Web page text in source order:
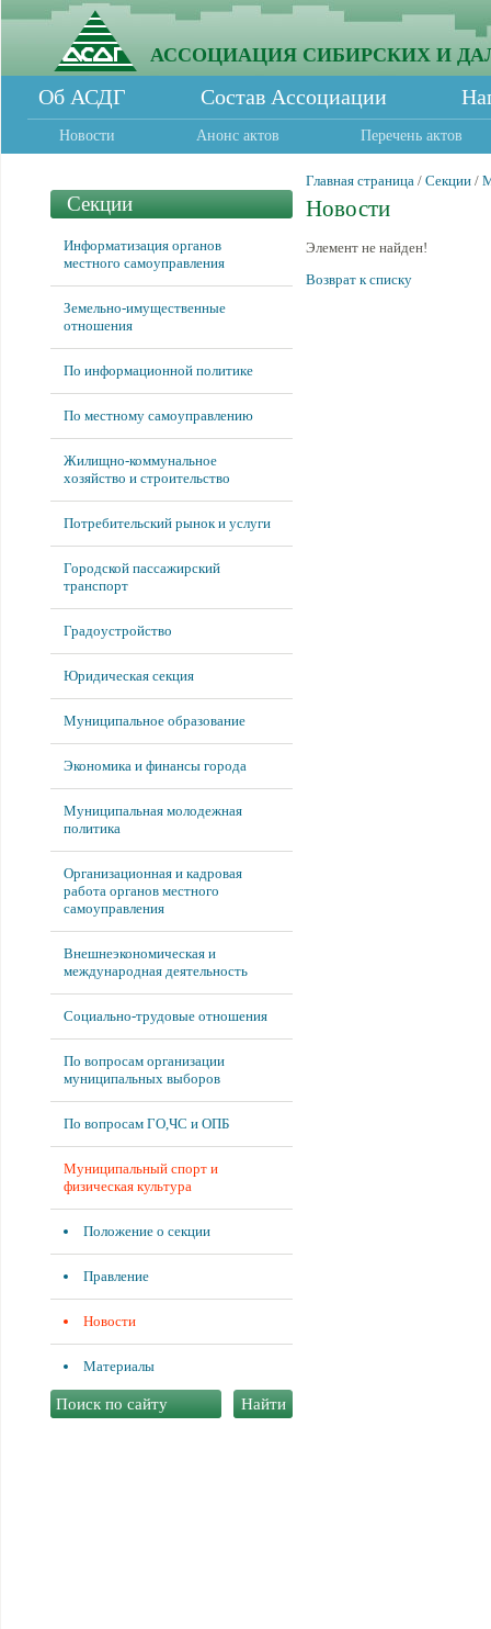
АССОЦИАЦИЯ СИБИРСКИХ И
Об АСДГ Состав Ассоциации
Новости Анонс актов Перечень актов
Секции
Информатизация органов
местного самоуправления
Земельно-имущественные
отношения
По информационной политике
По местному самоуправлению
Жилищно-коммунальное
хозяйство и строительство
Потребительский рынок и услуги
Городской пассажирский
транспорт
Градоустройство
Юридическая секция
Муниципальное образование
Экономика и финансы города
Муниципальная молодежная
политика
Организационная и кадровая
работа органов местного
самоуправления
Внешнеэкономическая и
международная деятельность
Социально-трудовые отношения
По вопросам организации
муниципальных выборов
По вопросам ГО,ЧС и ОПБ
Муниципальный спорт и
физическая культура
Положение о секции
Правление
Новости
Материалы
Главная страница / Секции /
Новости
Элемент не найден!
Возврат к списку